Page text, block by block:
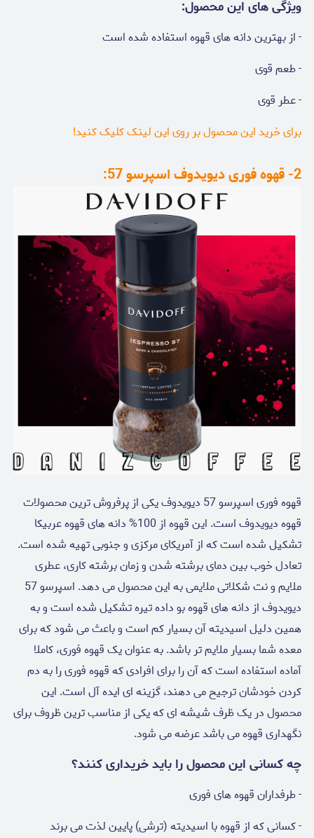
ویژگی های این محصول:
- از بهترین دانه های قهوه استفاده شده است
- طعم قوی
- عطر قوی
برای خرید این محصول بر روی این لینک کلیک کنید!
2- قهوه فوری دیویدوف اسپرسو 57:
قهوه فوری اسپرسو 57 دیویدوف یکی از پرفروش ترین محصولات
قهوه دیویدوف است. این قهوه از 100% دانه های قهوه عربیکا
تشکیل شده است که از آمریکای مرکزی و جنوبی تهیه شده است.
تعادل خوب بین دمای برشته شدن و زمان برشته کاری، عطری
ملایم و نت شکلاتی ملایمی به این محصول می دهد. اسپرسو 57
دیویدوف از دانه های قهوه بو داده تیره تشکیل شده است و به
همین دلیل اسیدیته آن بسیار کم است و باعث می شود که برای
معده شما بسیار ملایم تر باشد. به عنوان یک قهوه فوری، کاملا
آماده استفاده است که آن را برای افرادی که قهوه فوری را به دم
کردن خودشان ترجیح می دهند، گزینه ای ایده آل است. این
محصول در یک ظرف شیشه ای که یکی از مناسب ترین ظروف برای
نگهداری قهوه می باشد عرضه می شود.
چه کسانی این محصول را باید خریداری کنند؟
- طرفداران قهوه های فوری
- کسانی که از قهوه با اسیدیته (ترشی) پایین لذت می برند